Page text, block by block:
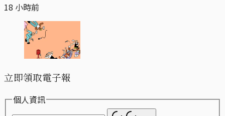
18 小時前
立即領取電子報
個人資訊